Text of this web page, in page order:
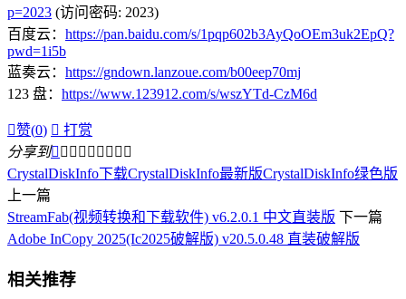
p=2023 (访问密码: 2023)
百度云： https://pan.baidu.com/s/1pqp602b3AyQoOEm3uk2EpQ?
pwd=1i5b
蓝奏云： https://gndown.lanzoue.com/b00eep70mj
123 盘： https://www.123912.com/s/wszYTd-CzM6d
赞(0)  打赏
分享到        
CrystalDiskInfo下载CrystalDiskInfo最新版CrystalDiskInfo绿色版
上一篇
StreamFab(视频转换和下载软件) v6.2.0.1 中文直装版 下一篇
Adobe InCopy 2025(Ic2025破解版) v20.5.0.48 直装破解版
相关推荐